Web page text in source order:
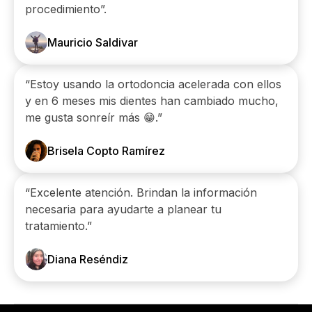
procedimiento”.
Mauricio Saldivar
“Estoy usando la ortodoncia acelerada con ellos
y en 6 meses mis dientes han cambiado mucho,
me gusta sonreír más 😁.”
Brisela Copto Ramírez
“Excelente atención. Brindan la información
necesaria para ayudarte a planear tu
tratamiento.”
Diana Reséndiz